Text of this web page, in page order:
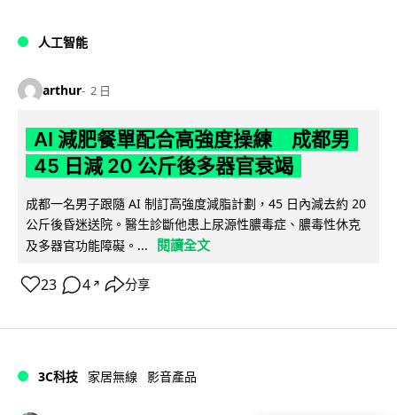
人工智能
arthur 2 日
AI 減肥餐單配合高強度操練 成都男
45 日減 20 公斤後多器官衰竭
成都一名男子跟隨 AI 制訂高強度減脂計劃，45 日內減去約 20
公斤後昏迷送院。醫生診斷他患上尿源性膿毒症、膿毒性休克
及多器官功能障礙。...
閱讀全文
23 4 ↗ 分享
3C科技 家居無線 影音產品